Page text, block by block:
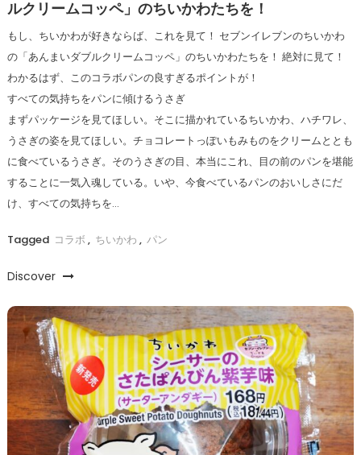
ルクリームコッペ」のちいかわたちを！
もし、ちいかわが好きならば、これを見て！ セブンイレブンのちいかわ
の「あんまいダブルクリームコッペ」のちいかわたちを！ 絶対に見て！
わかるはず、このコラボパンの良すぎるポイントが！
すべての気持ちをパンに傾けるうさぎ
まずパッケージを見てほしい。そこに描かれているちいかわ、ハチワレ、
うさぎの姿を見てほしい。チョコレートっぽいもみものをクリームととも
に食べているうさぎ。そのうさぎの目、本当にこれ、目の前のパンを堪能
することに一気入魂している。いや、今食べているパンのおいしさにだ
け、すべての気持ちを…
Tagged コラボ , ちいかわ , パン
Discover